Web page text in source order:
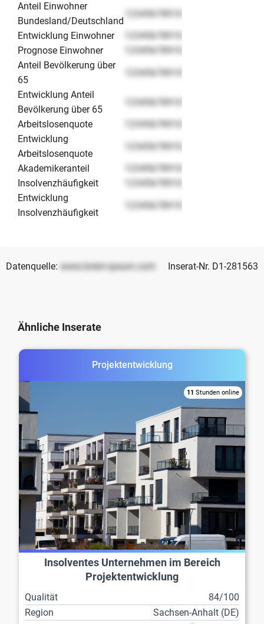
Anteil Einwohner
Bundesland/Deutschland
12345678910
Entwicklung Einwohner
12345678910
Prognose Einwohner
12345678910
Anteil Bevölkerung über
65
12345678910
Entwicklung Anteil
Bevölkerung über 65
12345678910
Arbeitslosenquote
12345678910
Entwicklung
Arbeitslosenquote
12345678910
Akademikeranteil
12345678910
Insolvenzhäufigkeit
12345678910
Entwicklung
Insolvenzhäufigkeit
12345678910
Datenquelle: www.lorem-ipsum.com Inserat-Nr. D1-281563
Ähnliche Inserate
Projektentwicklung
11 Stunden online
Insolventes Unternehmen im Bereich
Projektentwicklung
Qualität
84/100
Region
Sachsen-Anhalt (DE)